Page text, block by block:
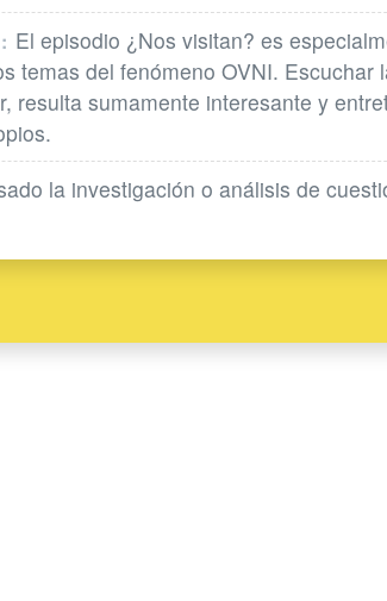
El episodio ¿Nos visitan? es
temas del fenómeno OVNI.
resulta sumamente interesante y
la investigación o análisis de